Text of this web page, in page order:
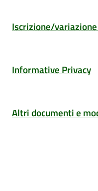
Iscrizione/
Informative Privacy
Altri documenti e